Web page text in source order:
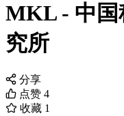
MKL - 中国
究所
分享
点赞 4
收藏 1